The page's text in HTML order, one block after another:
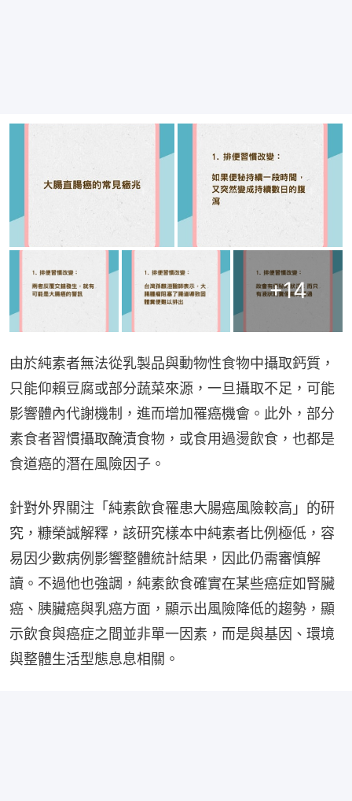
+14
由於純素者無法從乳製品與動物性食物中攝取鈣質，
只能仰賴豆腐或部分蔬菜來源，一旦攝取不足，可能
影響體內代謝機制，進而增加罹癌機會。此外，部分
素食者習慣攝取醃漬食物，或食用過燙飲食，也都是
食道癌的潛在風險因子。
針對外界關注「純素飲食罹患大腸癌風險較高」的研
究，糠榮誠解釋，該研究樣本中純素者比例極低，容
易因少數病例影響整體統計結果，因此仍需審慎解
讀。不過他也強調，純素飲食確實在某些癌症如腎臟
癌、胰臟癌與乳癌方面，顯示出風險降低的趨勢，顯
示飲食與癌症之間並非單一因素，而是與基因、環境
與整體生活型態息息相關。